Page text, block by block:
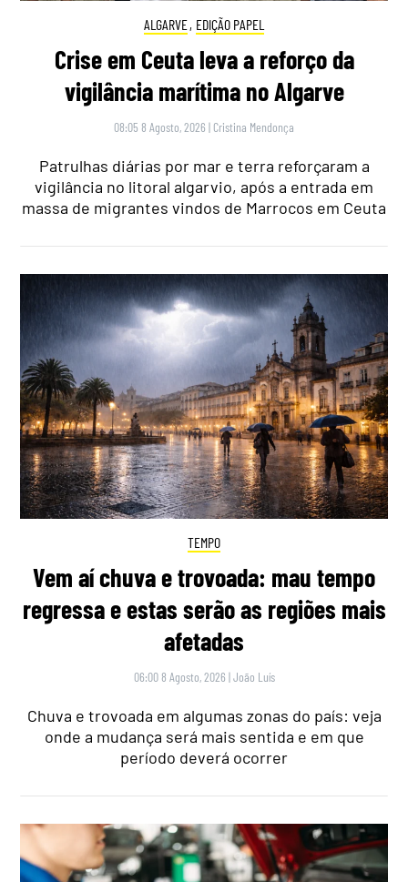
ALGARVE, EDIÇÃO PAPEL
Crise em Ceuta leva a reforço da
vigilância marítima no Algarve
08:05 8 Agosto, 2026 | Cristina Mendonça
Patrulhas diárias por mar e terra reforçaram a
vigilância no litoral algarvio, após a entrada em
massa de migrantes vindos de Marrocos em Ceuta
TEMPO
Vem aí chuva e trovoada: mau tempo
regressa e estas serão as regiões mais
afetadas
06:00 8 Agosto, 2026 |João Luís
Chuva e trovoada em algumas zonas do país: veja
onde a mudança será mais sentida e em que
período deverá ocorrer